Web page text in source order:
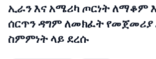
ኢራን እና አሜሪካ ጦርነት ለማቆም
ሰርጥን ዳግም ለመክፈት የመጀመሪያ
ስምምነት ላይ ደረሱ